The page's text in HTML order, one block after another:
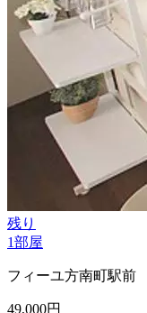
残り
1部屋
フィーユ方南町駅前
49,000円